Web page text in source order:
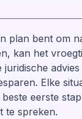
Redlingshafer
de Verenigde Staten
geduldig en
uit te leggen.
stap op en
Rosa is
plan bent om
kan het
juridische
Elke
beste eerste
te spreken.